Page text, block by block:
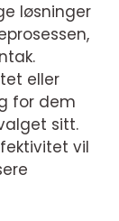
løsninger
eller
for dem
sitt.
vil